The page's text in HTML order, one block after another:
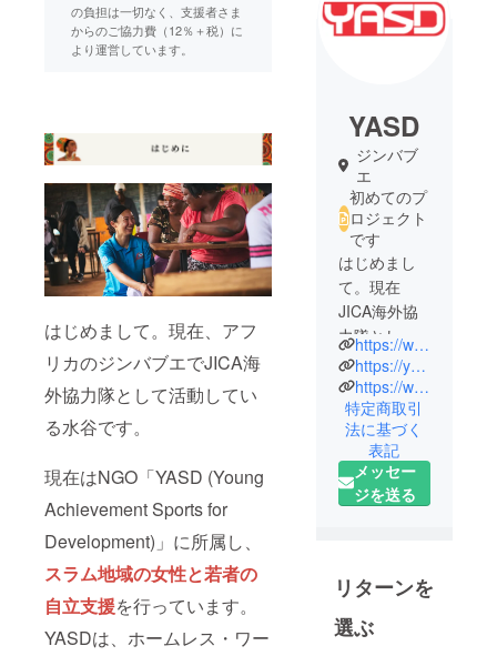
の負担は一切なく、支援者さま
からのご協力費（12％＋税）に
より運営しています。
はじめまして。現在、アフ
リカのジンバブエでJICA海
外協力隊として活動してい
る水谷です。
現在はNGO「YASD (Young
Achievement Sports for
Development)」に所属し、
スラム地域の女性と若者の
自立支援を行っています。
YASDは、ホームレス・ワー
YASD
ジンバブ
エ
初めてのプ
ロジェクト
です
はじめまし
て。現在
JICA海外協
力隊とし
て、ジンバ
ブエのロー
カルNGO・
YASD
(Young
Achievement
Sports for
ています水
谷です。
強制移住や
https://www.instagram.com/zimja_miii03?igsh=ZnY0ajgyMGFlYjNi&utm_source=qr
https://yasdzim.org/
https://www.facebook.com/share/18Zz9sjSbv/?mibextid=wwXIfr
特定商取引
法に基づく
表記
メッセー
ジを送る
リターンを
選ぶ